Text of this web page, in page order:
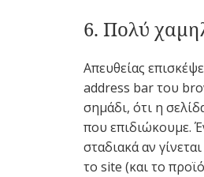
6. Πολύ
Απευθείας
address bar του
σημάδι, ότι η
που επιδιώκουμε.
σταδιακά αν
το site (και το